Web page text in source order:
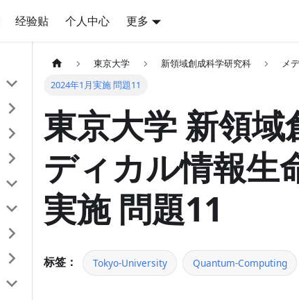
经验贴 个人中心 更多
東京大学 新領域創成科学研究科 メ
2024年1月実施 問題11
東京大学 新領域
ディカル情報生
実施 問題11
标签： Tokyo-University Quantum-Computing